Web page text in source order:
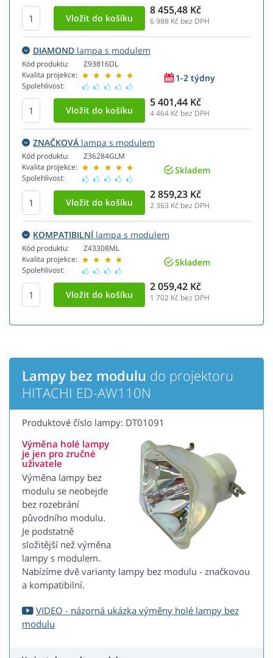
8 455,48 Kč
6 988 Kč bez DPH
DIAMOND lampa s modulem
Kód produktu:
Kvalita projekce:
Spolehlivost:
Z93816DL
1-2 týdny
5 401,44 Kč
4 464 Kč bez DPH
ZNAČKOVÁ lampa s modulem
Kód produktu:
Kvalita projekce:
Spolehlivost:
Z36284GLM
Skladem
2 859,23 Kč
2 363 Kč bez DPH
KOMPATIBILNÍlampa s modulem
Kód produktu:
Kvalita projekce:
Spolehlivost:
Z43308ML
Skladem
2 059,42 Kč
1 702 Kč bez DPH
Lampy bez modulu do projektoru
HITACHI ED-AW110N
Produktové číslo lampy: DT01091
Výměna holé lampy
je jen pro zručné
uživatele
Výměna lampy bez
modulu se neobejde
bez rozebrání
původního modulu.
Je podstatně
složitější než výměna
lampy s modulem.
Nabízíme dvě varianty lampy bez modulu - značkovou
a kompatibilní.
VIDEO - názorná ukázka výměny holé lampy bez
modulu